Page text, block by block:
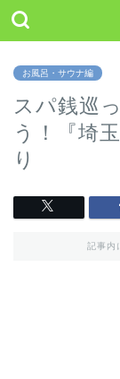
お風呂・サウナ編
スパ銭巡
う！『埼
り
記事内